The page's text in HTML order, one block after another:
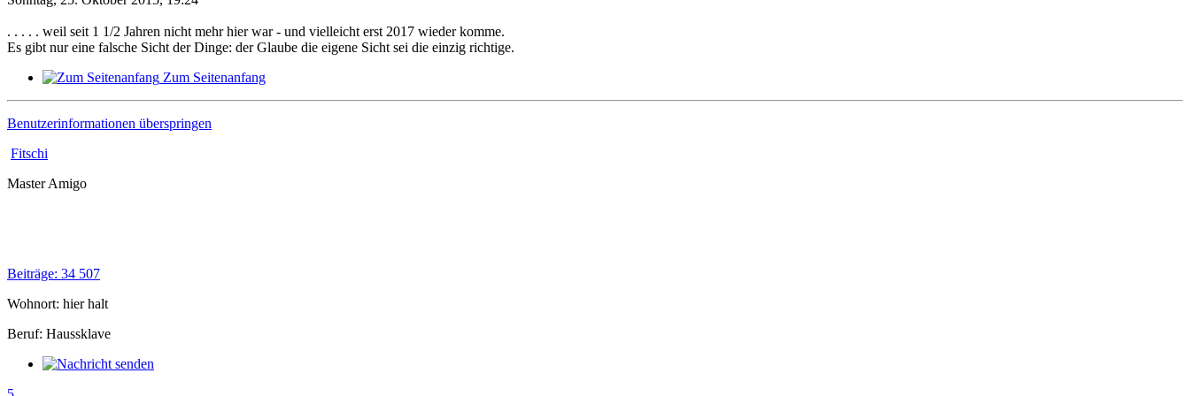
. . . . . weil seit 1 1/2 Jahren nicht mehr hier war - und vielleicht erst 2017 wieder komme.
Es gibt nur eine falsche Sicht der Dinge: der Glaube die eigene Sicht sei die einzig richtige.
Zum Seitenanfang
Benutzerinformationen überspringen
Fitschi
Master Amigo
Beiträge: 34 507
Wohnort: hier halt
Beruf: Haussklave